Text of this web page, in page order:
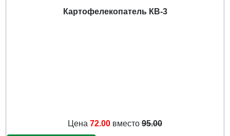
Картофелекопатель КВ-3
Цена 72.00 вместо 95.00